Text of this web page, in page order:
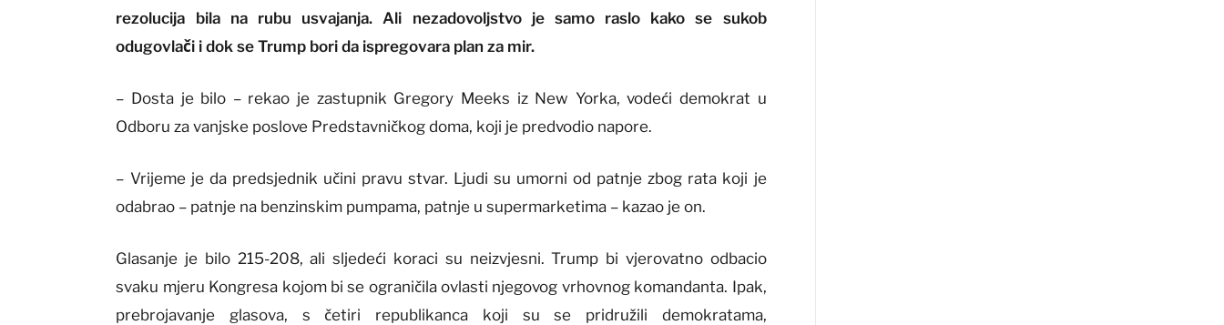
rezolucija bila na rubu usvajanja. Ali nezadovoljstvo je samo raslo kako se sukob
odugovlači i dok se Trump bori da ispregovara plan za mir.
– Dosta je bilo – rekao je zastupnik Gregory Meeks iz New Yorka, vodeći demokrat u
Odboru za vanjske poslove Predstavničkog doma, koji je predvodio napore.
– Vrijeme je da predsjednik učini pravu stvar. Ljudi su umorni od patnje zbog rata koji je
odabrao – patnje na benzinskim pumpama, patnje u supermarketima – kazao je on.
Glasanje je bilo 215-208, ali sljedeći koraci su neizvjesni. Trump bi vjerovatno odbacio
svaku mjeru Kongresa kojom bi se ograničila ovlasti njegovog vrhovnog komandanta. Ipak,
prebrojavanje glasova, s četiri republikanca koji su se pridružili demokratama,